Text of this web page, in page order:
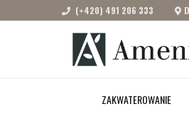
(+420) 491 206 333
ZAKWATEROWANIE